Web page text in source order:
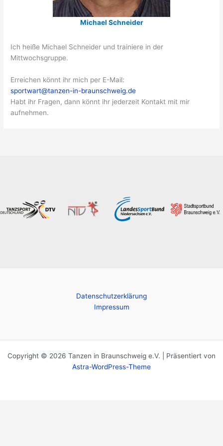
Michael Schneider
Ich heiße Michael Schneider und trainiere in der
Mittwochsgruppe.
Erreichen könnt ihr mich per E-Mail:
sportwart@tanzen-in-braunschweig.de
Habt ihr Fragen, dann könnt ihr jederzeit Kontakt mit mir
aufnehmen.
Datenschutzerklärung
Impressum
Copyright © 2026 Tanzen in Braunschweig e.V. | Präsentiert von
Astra-WordPress-Theme